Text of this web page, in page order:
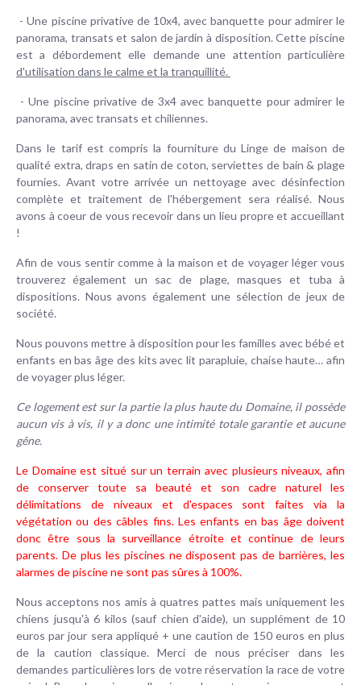
- Une piscine privative de 10x4, avec banquette pour admirer le
panorama, transats et salon de jardin à disposition. Cette piscine
est a débordement elle demande une attention particulière
d'utilisation dans le calme et la tranquillité.
- Une piscine privative de 3x4 avec banquette pour admirer le
panorama, avec transats et chiliennes.
Dans le tarif est compris la fourniture du Linge de maison de
qualité extra, draps en satin de coton, serviettes de bain & plage
fournies. Avant votre arrivée un nettoyage avec désinfection
complète et traitement de l'hébergement sera réalisé. Nous
avons à coeur de vous recevoir dans un lieu propre et accueillant
!
Afin de vous sentir comme à la maison et de voyager léger vous
trouverez également un sac de plage, masques et tuba à
dispositions. Nous avons également une sélection de jeux de
société.
Nous pouvons mettre à disposition pour les familles avec bébé et
enfants en bas âge des kits avec lit parapluie, chaise haute… afin
de voyager plus léger.
Ce logement est sur la partie la plus haute du Domaine, il possède
aucun vis à vis, il y a donc une intimité totale garantie et aucune
gêne.
Le Domaine est situé sur un terrain avec plusieurs niveaux, afin
de conserver toute sa beauté et son cadre naturel les
délimitations de niveaux et d'espaces sont faites via la
végétation ou des câbles fins. Les enfants en bas âge doivent
donc être sous la surveillance étroite et continue de leurs
parents. De plus les piscines ne disposent pas de barrières, les
alarmes de piscine ne sont pas sûres à 100%.
Nous acceptons nos amis à quatres pattes mais uniquement les
chiens jusqu'à 6 kilos (sauf chien d'aide), un supplément de 10
euros par jour sera appliqué + une caution de 150 euros en plus
de la caution classique. Merci de nous préciser dans les
demandes particulières lors de votre réservation la race de votre